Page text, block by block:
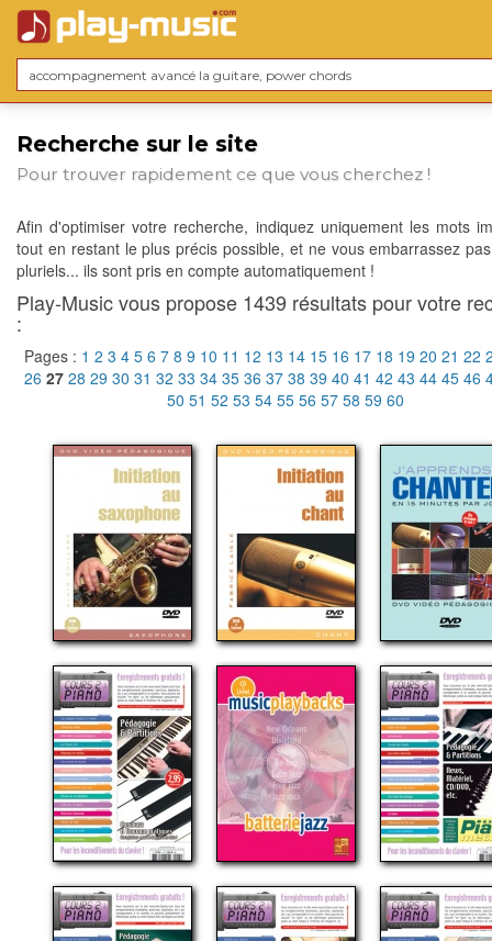
Recherche sur le site
Pour trouver rapidement ce que vous cherchez !
Afin d'optimiser votre recherche, indiquez uniquement les mots
tout en restant le plus précis possible, et ne vous embarrassez
pluriels... ils sont pris en compte automatiquement !
Play-Music vous propose 1439 résultats pour votre
:
Pages : 1 2 3 4 5 6 7 8 9 10 11 12 13 14 15 16 17 18 19 20 21 22
26 27 28 29 30 31 32 33 34 35 36 37 38 39 40 41 42 43 44 45 46
50 51 52 53 54 55 56 57 58 59 60